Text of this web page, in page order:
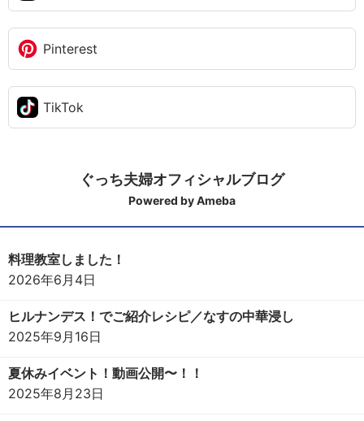
Pinterest
TikTok
ぐっち夫婦オフィシャルブログ
Powered by Ameba
料理教室しました！
2026年6月4日
ヒルナンデス！でご紹介レシピ／なすの中華浸し
2025年9月16日
夏休みイベント！動画公開〜！！
2025年8月23日